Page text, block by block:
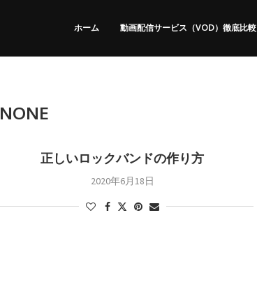
ホーム 動画配信サービス（VOD）徹底比較
NONE
正しいロックバンドの作り方
2020年6月18日